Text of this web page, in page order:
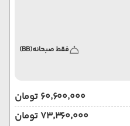
فقط صبحانه(BB)
۶۰٬۶۰۰٬۰۰۰ تومان
۷۳٬۳۶۰٬۰۰۰ تومان